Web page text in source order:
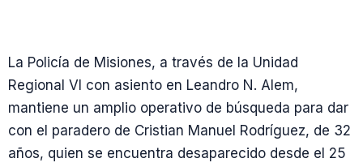
La Policía de Misiones, a través de la Unidad
Regional VI con asiento en Leandro N. Alem,
mantiene un amplio operativo de búsqueda para dar
con el paradero de Cristian Manuel Rodríguez, de 32
años, quien se encuentra desaparecido desde el 25